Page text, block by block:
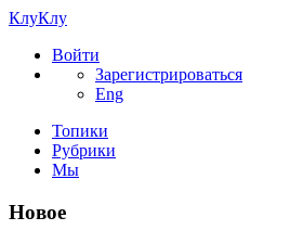
КлуКлу
Войти
Зарегистрироваться
Eng
Топики
Рубрики
Мы
Новое